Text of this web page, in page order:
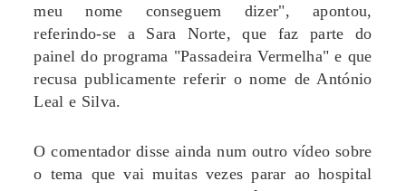
meu nome conseguem dizer", apontou,
referindo-se a Sara Norte, que faz parte do
painel do programa "Passadeira Vermelha" e que
recusa publicamente referir o nome de António
Leal e Silva.
O comentador disse ainda num outro vídeo sobre
o tema que vai muitas vezes parar ao hospital